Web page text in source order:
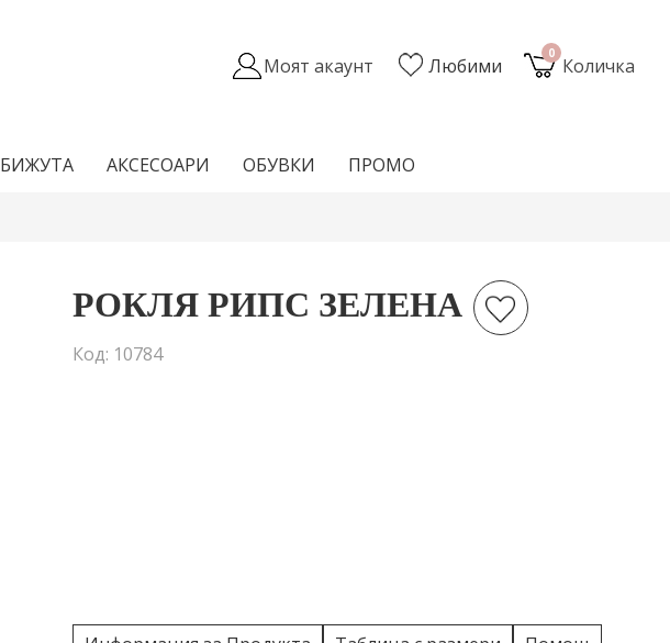
0
Количка
Любими
Моят акаунт
БИЖУТА АКСЕСОАРИ ОБУВКИ ПРОМО
РОКЛЯ РИПС ЗЕЛЕНА
Код: 10784